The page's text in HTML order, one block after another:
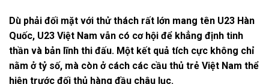
Dù phải đối mặt với thử thách rất lớn mang tên U23 Hàn
Quốc, U23 Việt Nam vẫn có cơ hội để khẳng định tinh
thần và bản lĩnh thi đấu. Một kết quả tích cực không chỉ
nằm ở tỷ số, mà còn ở cách các cầu thủ trẻ Việt Nam thể
hiện trước đối thủ hàng đầu châu lục.